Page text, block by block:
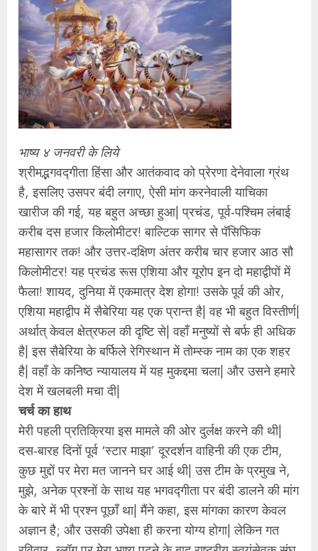
भाष्य ४ जनवरी के लिये
श्रीमद्भगवद्गीता हिंसा और आतंकवाद को प्रेरणा देनेवाला ग्रंथ
है, इसलिए उसपर बंदी लगाए, ऐसी मांग करनेवाली याचिका
खारीज की गई, यह बहुत अच्छा हुआ| प्रचंड, पूर्व-पश्‍चिम लंबाई
करीब दस हजार किलोमीटर! बाल्टिक सागर से पॅसिफिक
महासागर तक! और उत्तर-दक्षिण अंतर करीब चार हजार आठ सौ
किलोमीटर! यह प्रचंड रूस एशिया और यूरोप इन दो महाद्वीपों में
फैला! शायद, दुनिया में एकमात्र देश होगा! उसके पूर्व की ओर,
एशिया महाद्वीप में सैबेरिया यह एक प्रान्त है| वह भी बहुत विस्तीर्ण|
अर्थात् केवल क्षेत्रफल की दृष्टि से| वहॉं मनुष्यों से बर्फ ही अधिक
है| इस सैबेरिया के बर्फिले रेगिस्थान में तोम्स्क नाम का एक शहर
है| वहॉं के कनिष्ठ न्यायालय में यह मुकद्दमा चला| और उसने हमारे
देश में खलबली मचा दी|
चर्च का हाथ
मेरी पहली प्रतिक्रिया इस मामले की ओर दुर्लक्ष करने की थी|
दस-बारह दिनों पूर्व ‘स्टार माझा’ दूरदर्शन वाहिनी की एक टीम,
कुछ मुद्दों पर मेरा मत जानने घर आई थी| उस टीम के प्रमुख ने,
मुझे, अनेक प्रश्‍नों के साथ यह भगवद्गीता पर बंदी डालने की मांग
के बारे में भी प्रश्‍न पूछॉं था| मैंने कहा, इस मांगका कारण केवल
अज्ञान है; और उसकी उपेक्षा ही करना योग्य होगा| लेकिन गत